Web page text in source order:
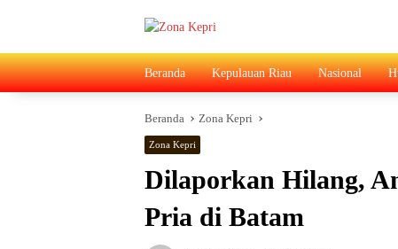
Beranda Kepulauan Riau Nasional
Beranda Zona Kepri
Zona Kepri
Dilaporkan Hilang,
Pria di Batam